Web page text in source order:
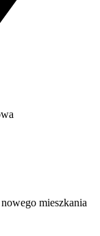
mieszkania